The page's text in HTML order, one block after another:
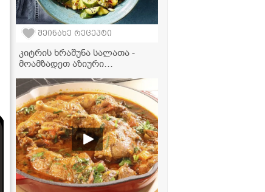
შეინახე რეცეპტი
კიტრის ხრაშუნა სალათა -
მოამზადეთ აზიური